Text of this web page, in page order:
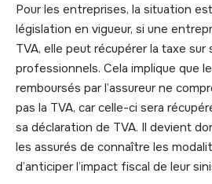
Pour les entreprises, la situation
législation en vigueur, si une
TVA, elle peut récupérer la taxe sur
professionnels. Cela implique que
remboursés par l’assureur ne
pas la TVA, car celle-ci sera
sa déclaration de TVA. Il devient
les assurés de connaître les
d’anticiper l’impact fiscal de leur